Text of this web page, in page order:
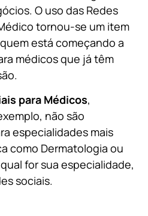
O uso das Redes
tornou-se um item
está começando a
médicos que já têm
para Médicos,
não são
especialidades mais
como Dermatologia ou
for sua especialidade,
sociais.